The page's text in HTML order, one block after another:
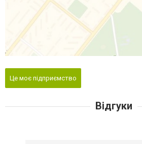
Це моє підприємство
Відгуки